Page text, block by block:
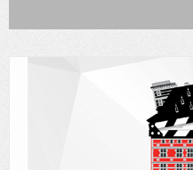
MUSÉE DU LUMINAIRE
FONDS PATRIMONIAUX